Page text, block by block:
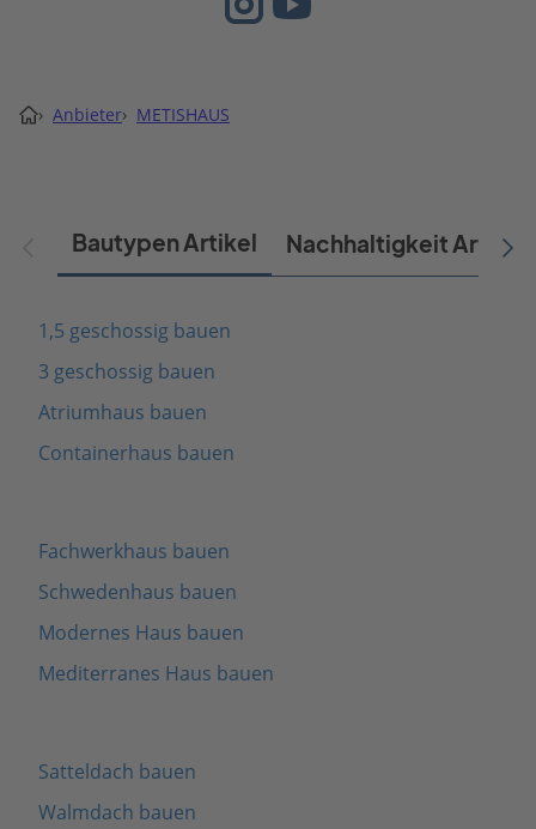
› Anbieter› METISHAUS
Bautypen Artikel Nachhaltigkeit Artikel
1,5 geschossig bauen
3 geschossig bauen
Atriumhaus bauen
Containerhaus bauen
Fachwerkhaus bauen
Schwedenhaus bauen
Modernes Haus bauen
Mediterranes Haus bauen
Satteldach bauen
Walmdach bauen